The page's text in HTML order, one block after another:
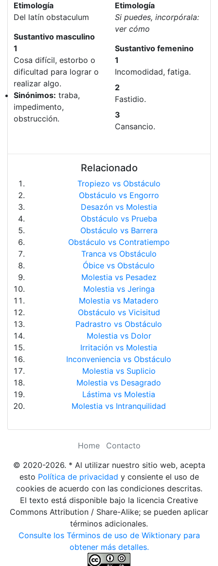
Etimología
Del latín obstaculum
Sustantivo masculino
1
Cosa difícil, estorbo o
dificultad para lograr o
realizar algo.
Sinónimos: traba,
impedimento,
obstrucción.
Etimología
Si puedes, incorpórala:
ver cómo
Sustantivo femenino
1
Incomodidad, fatiga.
2
Fastidio.
3
Cansancio.
Relacionado
Tropiezo vs Obstáculo
Obstáculo vs Engorro
Desazón vs Molestia
Obstáculo vs Prueba
Obstáculo vs Barrera
Obstáculo vs Contratiempo
Tranca vs Obstáculo
Óbice vs Obstáculo
Molestia vs Pesadez
Molestia vs Jeringa
Molestia vs Matadero
Obstáculo vs Vicisitud
Padrastro vs Obstáculo
Molestia vs Dolor
Irritación vs Molestia
Inconveniencia vs Obstáculo
Molestia vs Suplicio
Molestia vs Desagrado
Lástima vs Molestia
Molestia vs Intranquilidad
Home
Contacto
© 2020-2026. * Al utilizar nuestro sitio web, acepta
esto Política de privacidad y consiente el uso de
cookies de acuerdo con las condiciones descritas.
El texto está disponible bajo la licencia Creative
Commons Attribution / Share-Alike; se pueden aplicar
términos adicionales.
Consulte los Términos de uso de Wiktionary para
obtener más detalles.